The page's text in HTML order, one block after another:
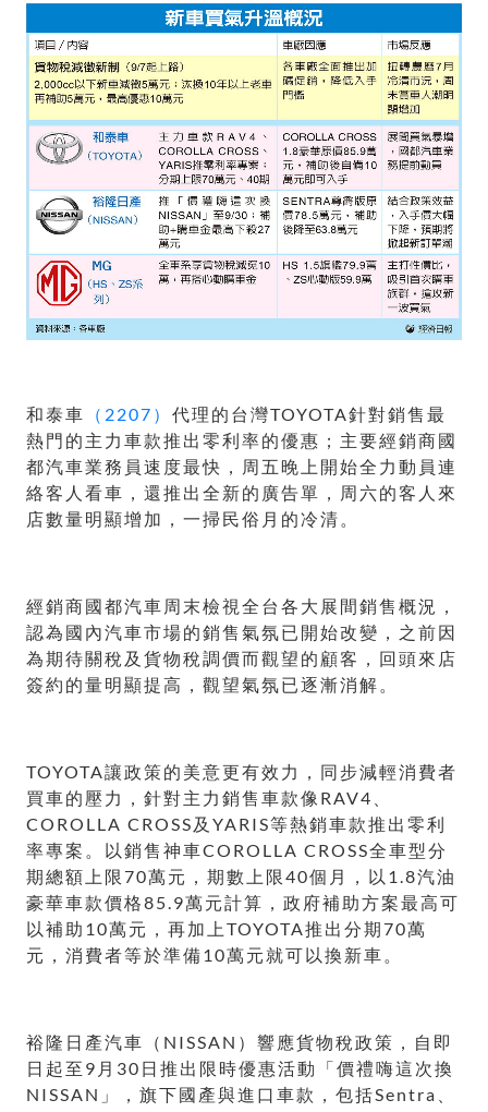
和泰車 （2207） 代理的台灣TOYOTA針對銷售最
熱門的主力車款推出零利率的優惠；主要經銷商國
都汽車業務員速度最快，周五晚上開始全力動員連
絡客人看車，還推出全新的廣告單，周六的客人來
店數量明顯增加，一掃民俗月的冷清。
經銷商國都汽車周末檢視全台各大展間銷售概況，
認為國內汽車市場的銷售氣氛已開始改變，之前因
為期待關稅及貨物稅調價而觀望的顧客，回頭來店
簽約的量明顯提高，觀望氣氛已逐漸消解。
TOYOTA讓政策的美意更有效力，同步減輕消費者
買車的壓力，針對主力銷售車款像RAV4、
COROLLA CROSS及YARIS等熱銷車款推出零利
率專案。以銷售神車COROLLA CROSS全車型分
期總額上限70萬元，期數上限40個月，以1.8汽油
豪華車款價格85.9萬元計算，政府補助方案最高可
以補助10萬元，再加上TOYOTA推出分期70萬
元，消費者等於準備10萬元就可以換新車。
裕隆日產汽車（NISSAN）響應貨物稅政策，自即
日起至9月30日推出限時優惠活動「價禮嗨這次換
NISSAN」，旗下國產與進口車款，包括Sentra、